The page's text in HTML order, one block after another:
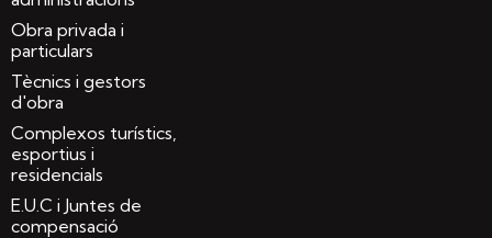
Obra privada i
particulars
Tècnics i gestors
d'obra
Complexos turístics,
esportius i
residencials
E.U.C i Juntes de
compensació